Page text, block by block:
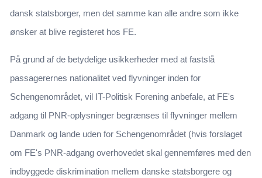
dansk statsborger, men det samme kan alle andre som ikke
ønsker at blive registeret hos FE.
På grund af de betydelige usikkerheder med at fastslå
passagerernes nationalitet ved flyvninger inden for
Schengenområdet, vil IT-Politisk Forening anbefale, at FE's
adgang til PNR-oplysninger begrænses til flyvninger mellem
Danmark og lande uden for Schengenområdet (hvis forslaget
om FE's PNR-adgang overhovedet skal gennemføres med den
indbyggede diskrimination mellem danske statsborgere og